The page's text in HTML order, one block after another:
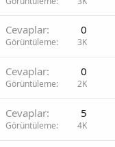
Cevaplar 0
Görüntüleme 3K
Cevaplar 0
Görüntüleme 2K
Cevaplar 5
Görüntüleme 4K